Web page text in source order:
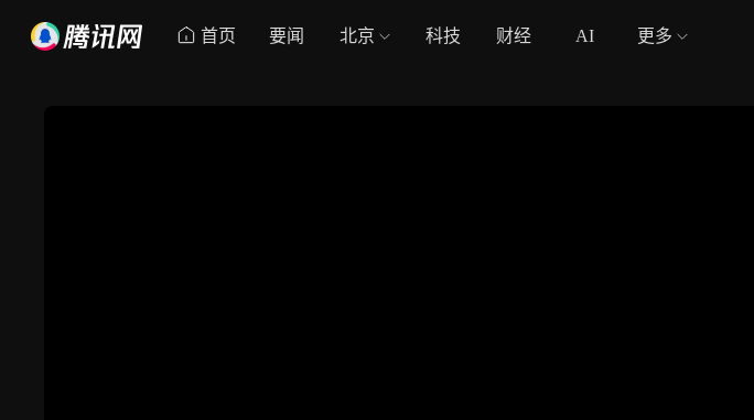
首页 要闻 北京 科技 财经 AI 更多